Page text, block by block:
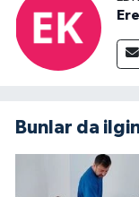
Bunlar da